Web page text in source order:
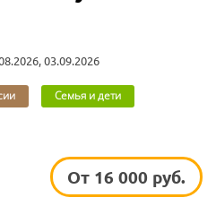
03.09.2026
Семья и дети
От 16 000 руб.